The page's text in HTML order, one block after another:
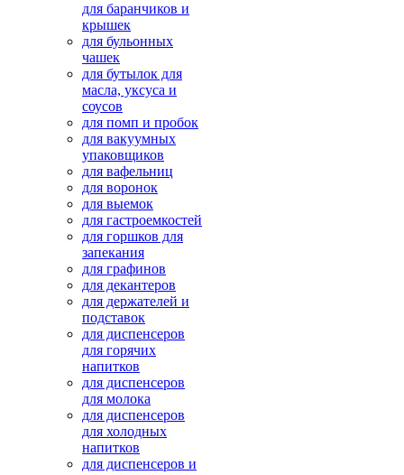
для баранчиков и
крышек
для бульонных
чашек
для бутылок для
масла, уксуса и
соусов
для помп и пробок
для вакуумных
упаковщиков
для вафельниц
для воронок
для выемок
для гастроемкостей
для горшков для
запекания
для графинов
для декантеров
для держателей и
подставок
для диспенсеров
для горячих
напитков
для диспенсеров
для молока
для диспенсеров
для холодных
напитков
для диспенсеров и